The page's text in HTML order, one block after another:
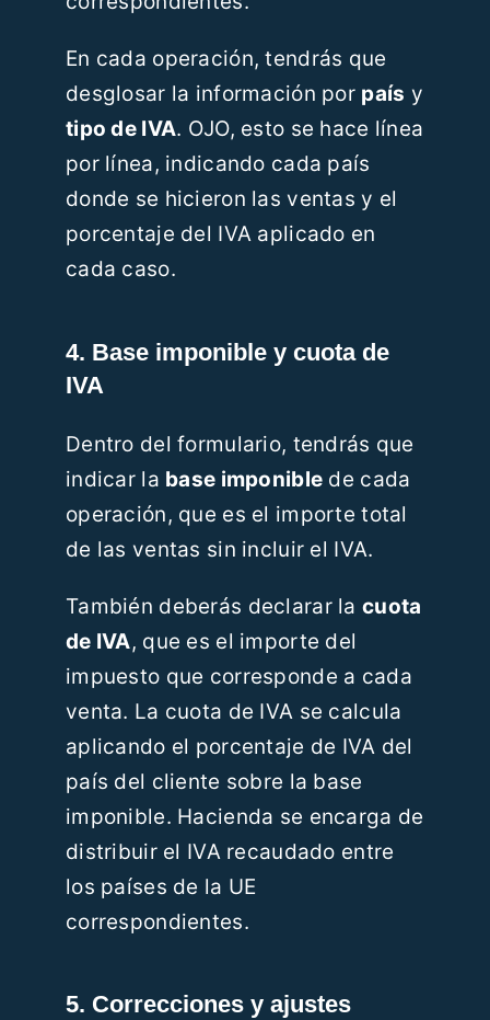
En cada operación, tendrás que
desglosar la información por país y
tipo de IVA. OJO, esto se hace línea
por línea, indicando cada país
donde se hicieron las ventas y el
porcentaje del IVA aplicado en
cada caso.
4. Base imponible y cuota de
IVA
Dentro del formulario, tendrás que
indicar la base imponible de cada
operación, que es el importe total
de las ventas sin incluir el IVA.
También deberás declarar la cuota
de IVA, que es el importe del
impuesto que corresponde a cada
venta. La cuota de IVA se calcula
aplicando el porcentaje de IVA del
país del cliente sobre la base
imponible. Hacienda se encarga de
distribuir el IVA recaudado entre
los países de la UE
correspondientes.
5. Correcciones y ajustes